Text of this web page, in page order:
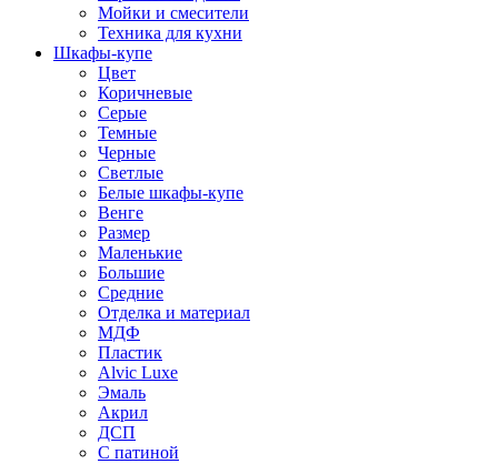
Мойки и смесители
Техника для кухни
Шкафы-купе
Цвет
Коричневые
Серые
Темные
Черные
Светлые
Белые шкафы-купе
Венге
Размер
Маленькие
Большие
Средние
Отделка и материал
МДФ
Пластик
Alvic Luxe
Эмаль
Акрил
ДСП
С патиной